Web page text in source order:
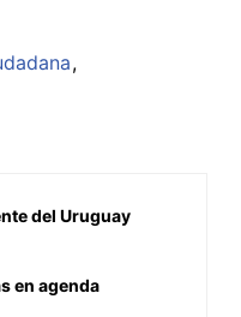
del Uruguay
en agenda